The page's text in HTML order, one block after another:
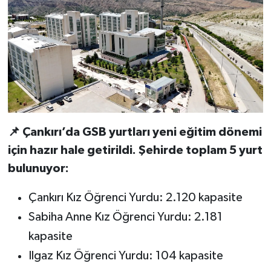
📌 Çankırı’da GSB yurtları yeni eğitim dönemi
için hazır hale getirildi. Şehirde toplam 5 yurt
bulunuyor:
Çankırı Kız Öğrenci Yurdu: 2.120 kapasite
Sabiha Anne Kız Öğrenci Yurdu: 2.181
kapasite
Ilgaz Kız Öğrenci Yurdu: 104 kapasite